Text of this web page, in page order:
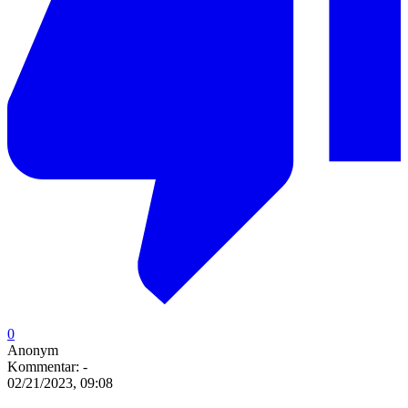
0
Anonym
Kommentar: -
02/21/2023, 09:08